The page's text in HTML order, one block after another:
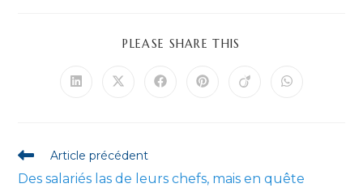
PLEASE SHARE THIS
Ouvrir
Ouvrir Ouvrir Ouvrir Ouvrir Ouvrir
Read
articles
Article précédent
Des salariés las de leurs chefs, mais en quête